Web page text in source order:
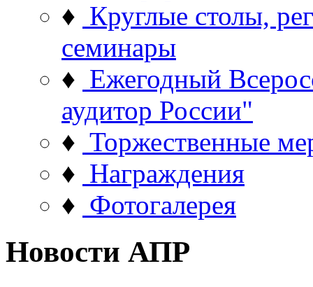
♦ Круглые столы,
семинары
♦ Ежегодный
аудитор России"
♦ Торжественные
♦ Награждения
♦ Фотогалерея
Новости АПР